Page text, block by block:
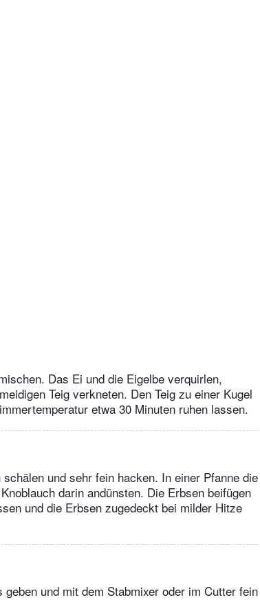
Das Ei und die Eigelbe verquirlen,
Teig verkneten. Den Teig zu einer Kugel
etwa 30 Minuten ruhen lassen.
und sehr fein hacken. In einer Pfanne die
darin andünsten. Die Erbsen beifügen
und die Erbsen zugedeckt bei milder Hitze
und mit dem Stabmixer oder im Cutter fein